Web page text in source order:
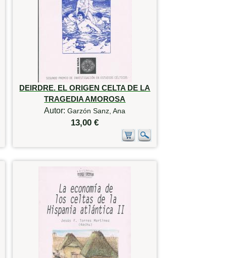
DEIRDRE. EL ORIGEN CELTA DE LA
TRAGEDIA AMOROSA
Autor:Garzón Sanz, Ana
13,00 €